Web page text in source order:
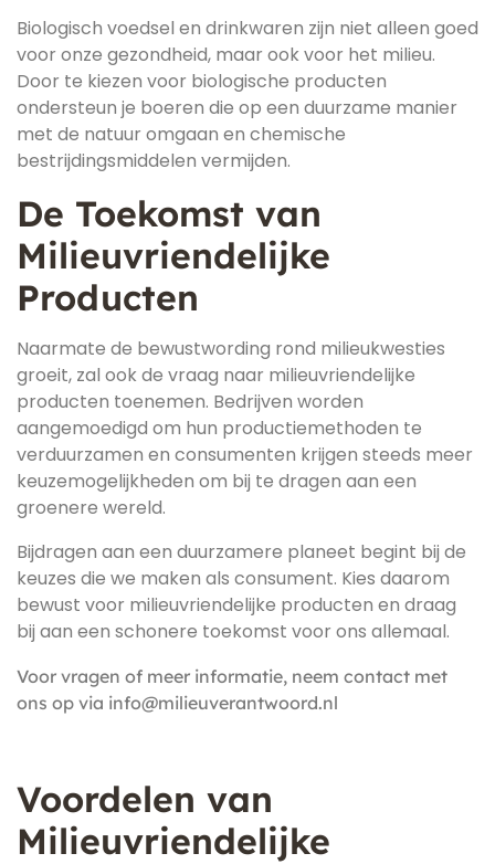
Biologisch voedsel en drinkwaren zijn niet alleen goed
voor onze gezondheid, maar ook voor het milieu.
Door te kiezen voor biologische producten
ondersteun je boeren die op een duurzame manier
met de natuur omgaan en chemische
bestrijdingsmiddelen vermijden.
De Toekomst van
Milieuvriendelijke
Producten
Naarmate de bewustwording rond milieukwesties
groeit, zal ook de vraag naar milieuvriendelijke
producten toenemen. Bedrijven worden
aangemoedigd om hun productiemethoden te
verduurzamen en consumenten krijgen steeds meer
keuzemogelijkheden om bij te dragen aan een
groenere wereld.
Bijdragen aan een duurzamere planeet begint bij de
keuzes die we maken als consument. Kies daarom
bewust voor milieuvriendelijke producten en draag
bij aan een schonere toekomst voor ons allemaal.
Voor vragen of meer informatie, neem contact met
ons op via info@milieuverantwoord.nl
Voordelen van
Milieuvriendelijke